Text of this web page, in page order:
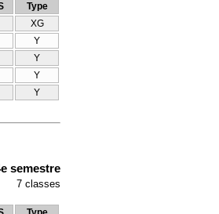
Type
XG
Y
Y
Y
Y
semestre
7 classes